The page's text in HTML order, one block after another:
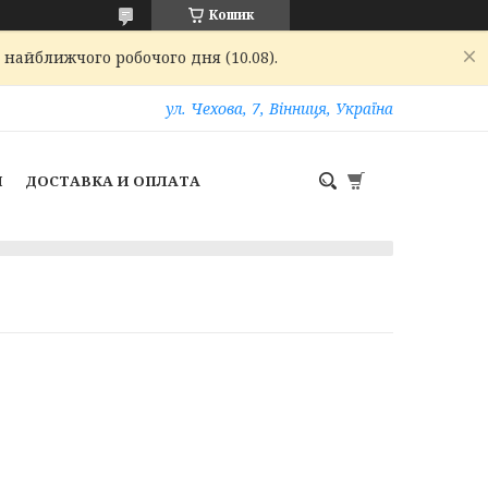
Кошик
робочого дня (10.08).
ул. Чехова, 7, Вінниця, Україна
ДОСТАВКА И ОПЛАТА